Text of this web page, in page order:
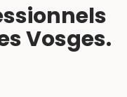
Vosges.